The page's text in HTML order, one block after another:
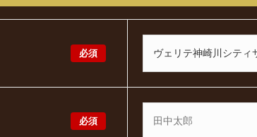
必須
必須